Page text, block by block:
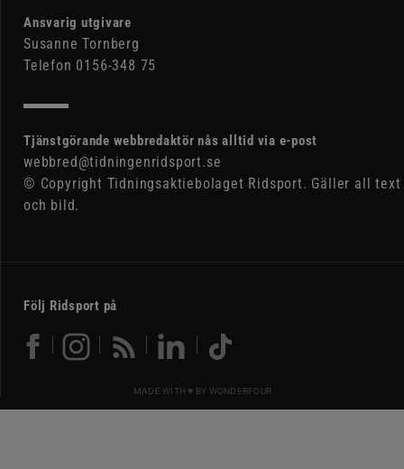
Ansvarig utgivare
Susanne Tornberg
Telefon 0156-348 75
Tjänstgörande webbredaktör nås alltid via e-post
webbred@tidningenridsport.se
© Copyright Tidningsaktiebolaget Ridsport. Gäller all text
och bild.
Följ Ridsport på
MADE WITH ♥ BY WONDERFOUR